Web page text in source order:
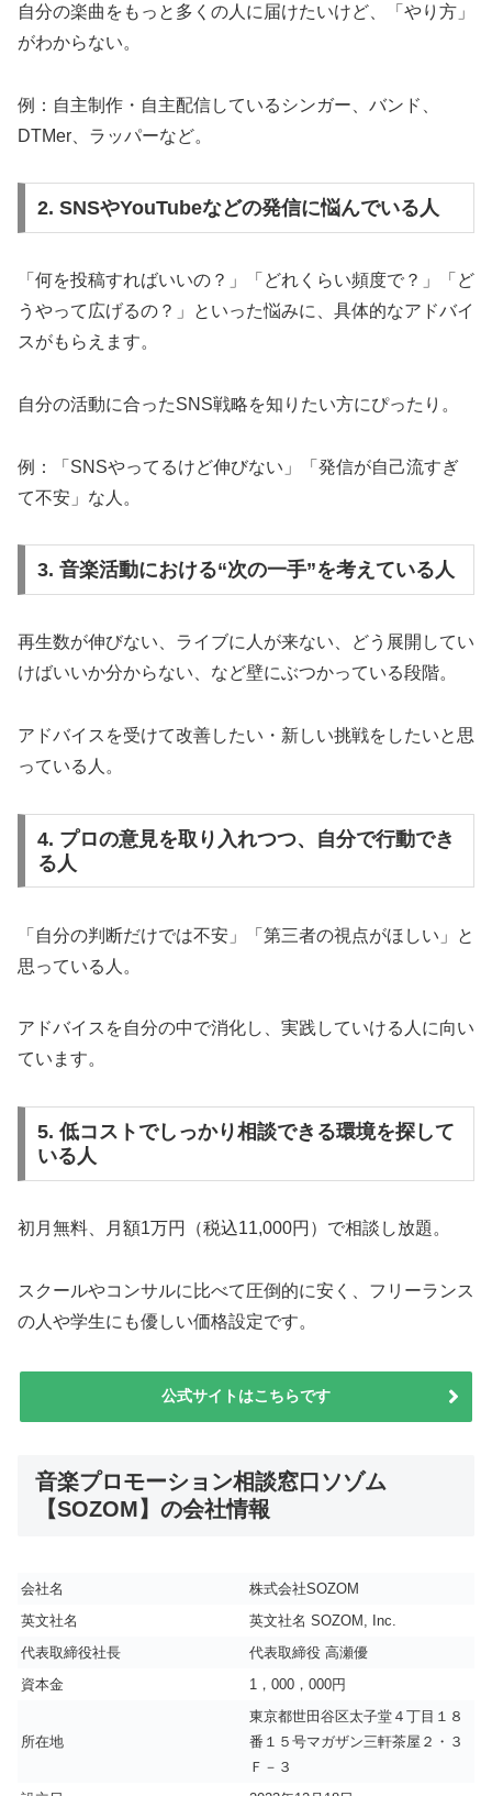
自分の楽曲をもっと多くの人に届けたいけど、「やり方」
がわからない。
例：自主制作・自主配信しているシンガー、バンド、
DTMer、ラッパーなど。
2. SNSやYouTubeなどの発信に悩んでいる人
「何を投稿すればいいの？」「どれくらい頻度で？」「ど
うやって広げるの？」といった悩みに、具体的なアドバイ
スがもらえます。
自分の活動に合ったSNS戦略を知りたい方にぴったり。
例：「SNSやってるけど伸びない」「発信が自己流すぎ
て不安」な人。
3. 音楽活動における“次の一手”を考えている人
再生数が伸びない、ライブに人が来ない、どう展開してい
けばいいか分からない、など壁にぶつかっている段階。
アドバイスを受けて改善したい・新しい挑戦をしたいと思
っている人。
4. プロの意見を取り入れつつ、自分で行動でき
る人
「自分の判断だけでは不安」「第三者の視点がほしい」と
思っている人。
アドバイスを自分の中で消化し、実践していける人に向い
ています。
5. 低コストでしっかり相談できる環境を探して
いる人
初月無料、月額1万円（税込11,000円）で相談し放題。
スクールやコンサルに比べて圧倒的に安く、フリーランス
の人や学生にも優しい価格設定です。
公式サイトはこちらです
音楽プロモーション相談窓口ソゾム
【SOZOM】の会社情報
会社名
株式会社SOZOM
英文社名
英文社名 SOZOM, Inc.
代表取締役社長
代表取締役 高瀬優
資本金
1，000，000円
所在地
東京都世田谷区太子堂４丁目１８
番１５号マガザン三軒茶屋２・３
Ｆ－３